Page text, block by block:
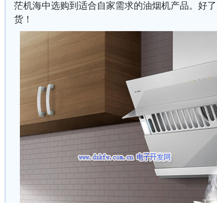
茫机海中选购到适合自家需求的油烟机产品。好
货！